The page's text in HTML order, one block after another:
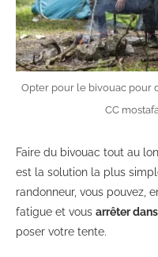
Opter pour le bivouac pour
CC
Faire du bivouac tout au
est la solution la plus
randonneur, vous pouvez,
fatigue et vous arrêter
poser votre tente.